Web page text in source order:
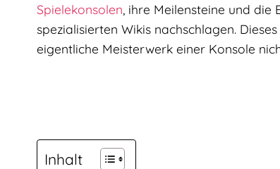
Spielekonsolen , ihre Meilensteine und
spezialisierten Wikis nachschlagen.
eigentliche Meisterwerk einer Konsole
Inhalt